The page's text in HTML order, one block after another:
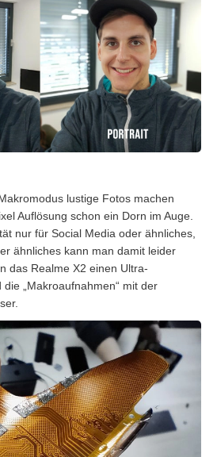
lustige Fotos machen
Auflösung schon ein Dorn im Auge.
nur für Social Media oder ähnliches,
ähnliches kann man damit leider
das Realme X2 einen Ultra-
„Makroaufnahmen“ mit der